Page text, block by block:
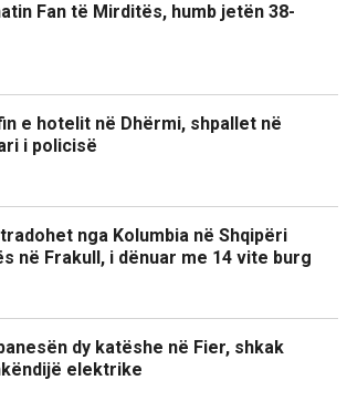
Fan të Mirditës, humb jetën 38-
e hotelit në Dhërmi, shpallet në
i policisë
nga Kolumbia në Shqipëri
në Frakull, i dënuar me 14 vite burg
dy katëshe në Fier, shkak
elektrike